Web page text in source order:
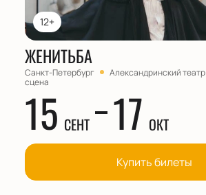
12+
ЖЕНИТЬБА
Санкт-Петербург Александринский театр
сцена
15 СЕНТ 17 ОКТ
Купить билеты